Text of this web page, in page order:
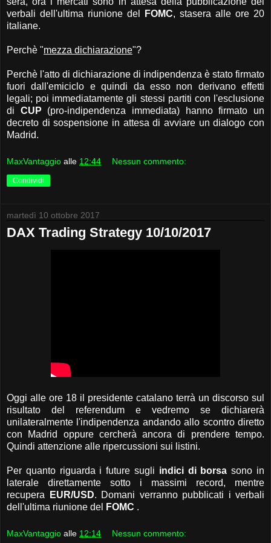
verbali dell'ultima riunione del
FOMC, stasera alle ore 20
italiane.
Perchè "mezza dichiarazione"?
Perchè l'atto di dichiarazione di indipendenza è stato firmato
fuori dall'emiciclo e quindi da esso non derivano effetti
legali; poi immediatamente gli stessi partiti con l'esclusione
di CUP (pro-indipendenza immediata) hanno firmato un
decreto di sospensione in attesa di avviare un dialogo con
Madrid.
MaxVantaggio alle 12:44 Nessun commento:
Condividi
martedì 10 ottobre 2017
DAX Trading Strategy 10/10/2017
Oggi alle ore 18 il presidente catalano terrà un discorso sul
risultato del referendum e vedremo se dichiarerà
unilateralmente l'indipendenza andando allo scontro diretto
con Madrid oppure cercherà ancora di prendere tempo.
Quindi attenzione alle ripercussioni sui listini.
Per quanto riguarda i future sugli indici di borsasono in
laterale direttamente sotto i massimi record, mentre
recupera
EUR/USD. Domani verranno pubblicati i verbali
dell'ultima riunione del
FOMC .
MaxVantaggio alle 12:14 Nessun commento: